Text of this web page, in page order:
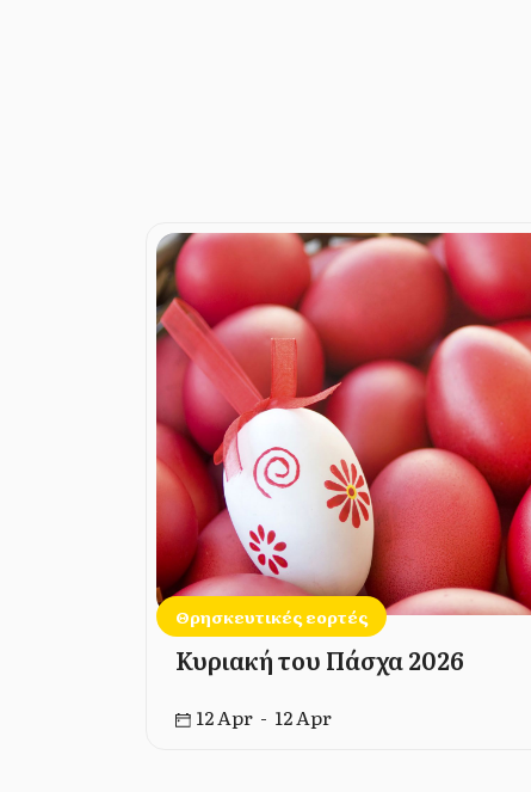
Θρησκευτικές εορτές
Κυριακή του Πάσχα 2026
12 Apr - 12 Apr